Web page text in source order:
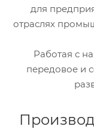
для
отраслях
Работая с
передовое и